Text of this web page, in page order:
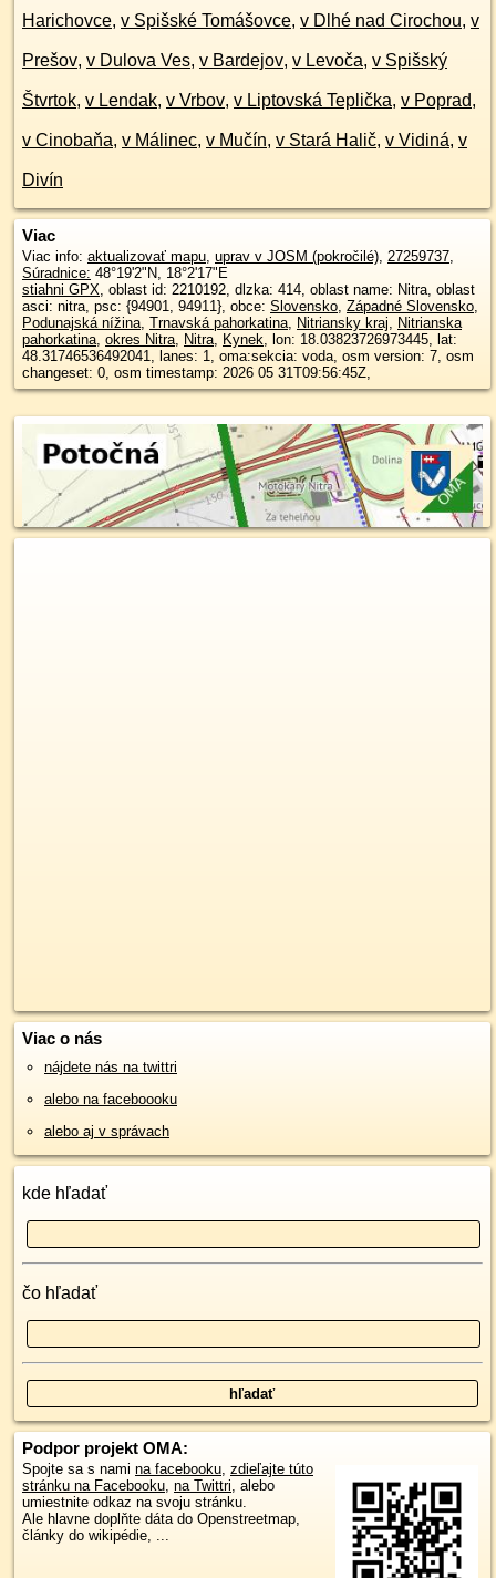
Harichovce, v Spišské Tomášovce, v Dlhé nad Cirochou, v
Prešov, v Dulova Ves, v Bardejov, v Levoča, v Spišský
Štvrtok, v Lendak, v Vrbov, v Liptovská Teplička, v Poprad,
v Cinobaňa, v Málinec, v Mučín, v Stará Halič, v Vidiná, v
Divín
Viac
Viac info: aktualizovať mapu, uprav v JOSM (pokročilé), 27259737,
Súradnice: 48°19'2"N, 18°2'17"E
stiahni GPX, oblast id: 2210192, dlzka: 414, oblast name: Nitra, oblast
asci: nitra, psc: {94901, 94911}, obce: Slovensko, Západné Slovensko,
Podunajská nížina, Trnavská pahorkatina, Nitriansky kraj, Nitrianska
pahorkatina, okres Nitra, Nitra, Kynek, lon: 18.03823726973445, lat:
48.31746536492041, lanes: 1, oma:sekcia: voda, osm version: 7, osm
changeset: 0, osm timestamp: 2026 05 31T09:56:45Z,
Viac o nás
nájdete nás na twittri
alebo na faceboooku
alebo aj v správach
kde hľadať
čo hľadať
Podpor projekt OMA:
Spojte sa s nami na facebooku, zdieľajte túto
stránku na Facebooku, na Twittri, alebo
umiestnite odkaz na svoju stránku.
Ale hlavne doplňte dáta do Openstreetmap,
články do wikipédie, ...